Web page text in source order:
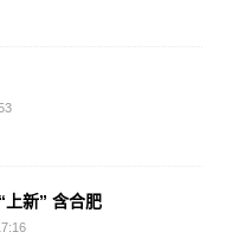
上新” 含合肥